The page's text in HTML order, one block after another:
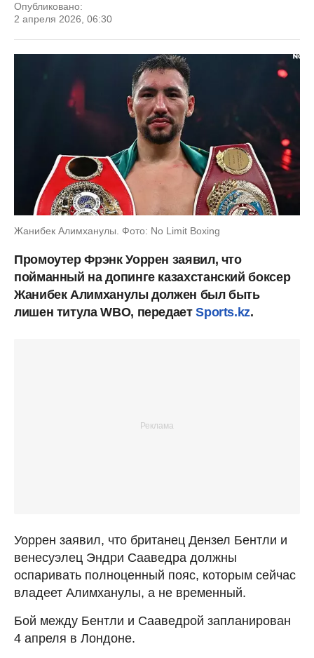
Опубликовано:
2 апреля 2026, 06:30
Жанибек Алимханулы. Фото: No Limit Boxing
Промоутер Фрэнк Уоррен заявил, что
пойманный на допинге казахстанский боксер
Жанибек Алимханулы должен был быть
лишен титула WBO, передаетSports.kz.
Уоррен заявил, что британец Дензел Бентли и
венесуэлец Эндри Сааведра должны
оспаривать полноценный пояс, которым сейчас
владеет Алимханулы, а не временный.
Бой между Бентли и Сааведрой запланирован
4 апреля в Лондоне.